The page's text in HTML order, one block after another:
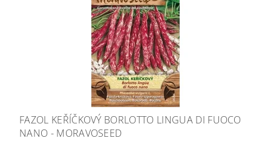
FAZOL KEŘÍČKOVÝ BORLOTTO LINGUA DI FUOCO
NANO - MORAVOSEED